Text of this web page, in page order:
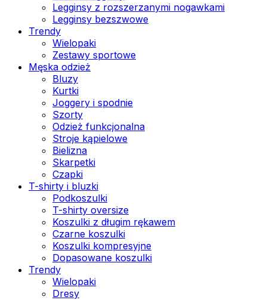
Legginsy z rozszerzanymi nogawkami
Legginsy bezszwowe
Trendy
Wielopaki
Zestawy sportowe
Męska odzież
Bluzy
Kurtki
Joggery i spodnie
Szorty
Odzież funkcjonalna
Stroje kąpielowe
Bielizna
Skarpetki
Czapki
T-shirty i bluzki
Podkoszulki
T-shirty oversize
Koszulki z długim rękawem
Czarne koszulki
Koszulki kompresyjne
Dopasowane koszulki
Trendy
Wielopaki
Dresy